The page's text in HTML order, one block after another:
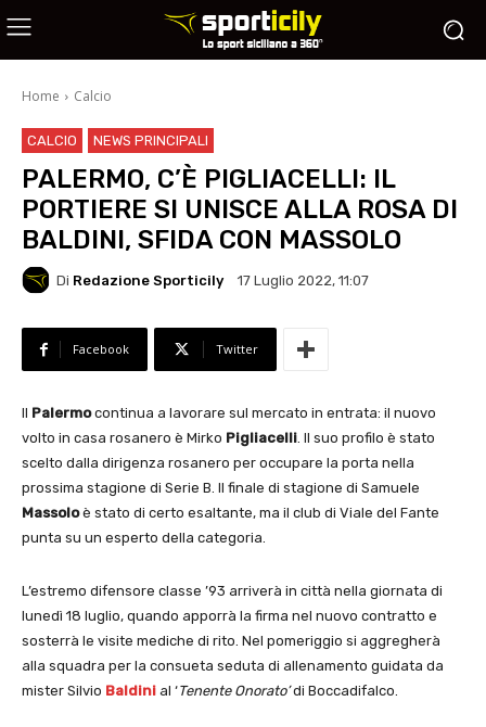
Home Calcio
CALCIO NEWS PRINCIPALI
PALERMO, C’È PIGLIACELLI: IL
PORTIERE SI UNISCE ALLA ROSA DI
BALDINI, SFIDA CON MASSOLO
Di Redazione Sporticily 17 Luglio 2022, 11:07
Facebook Twitter
Il Palermocontinua a lavorare sul mercato in entrata: il nuovo
volto in casa rosanero è Mirko Pigliacelli. Il suo profilo è stato
scelto dalla dirigenza rosanero per occupare la porta nella
prossima stagione di Serie B. Il finale di stagione di Samuele
Massoloè stato di certo esaltante, ma il club di Viale del Fante
punta su un esperto della categoria.
L’estremo difensore classe ’93 arriverà in città nella giornata di
lunedì 18 luglio, quando apporrà la firma nel nuovo contratto e
sosterrà le visite mediche di rito. Nel pomeriggio si aggregherà
alla squadra per la consueta seduta di allenamento guidata da
mister Silvio Baldini al ‘Tenente Onorato’di Boccadifalco.